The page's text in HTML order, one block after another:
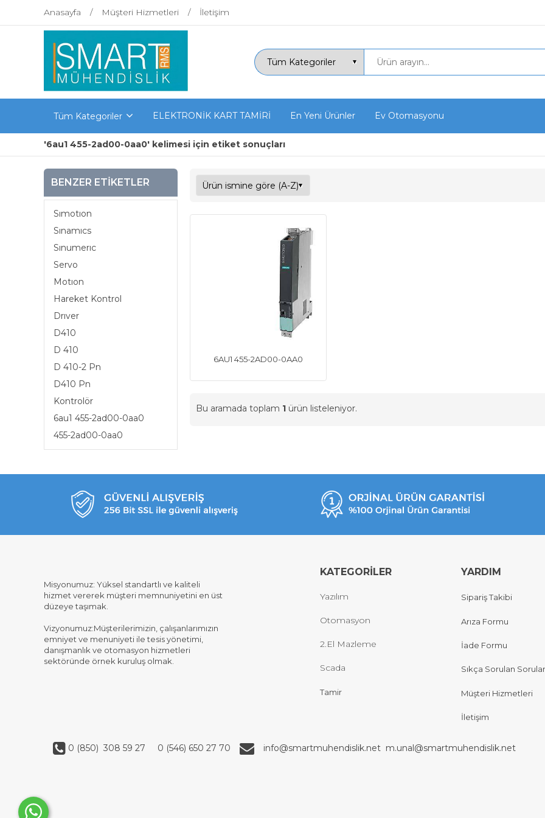
Anasayfa Müşteri Hizmetleri İletişim
Tüm Kategoriler ELEKTRONİK KART TAMİRİ En Yeni Ürünler Ev Otomasyonu
'6au1 455-2ad00-0aa0' kelimesi için etiket sonuçları
BENZER ETIKETLER
Sımotıon
Sınamıcs
Sınumerıc
Servo
Motıon
Hareket Kontrol
Drıver
D410
D 410
D 410-2 Pn
D410 Pn
Kontrolör
6au1 455-2ad00-0aa0
455-2ad00-0aa0
6AU1 455-2AD00-0AA0
Bu aramada toplam 1 ürün listeleniyor.
Misyonumuz: Yüksel standartlı ve kaliteli
hizmet vererek müşteri memnuniyetini en üst
düzeye taşımak.
Vizyonumuz:Müşterilerimizin, çalışanlarımızın
emniyet ve menuniyeti ile tesis yönetimi,
danışmanlık ve otomasyon hizmetleri
sektöründe örnek kuruluş olmak.
KATEGORİLER
Yazılım
Otomasyon
2.El Mazleme
Scada
Tamir
YARDIM
Sipariş Takibi
Arıza Formu
İade Formu
Sıkça Sorulan Sorular
Müşteri Hizmetleri
İletişim
0 (850) 308 59 27 0 (546) 650 27 70 info@smartmuhendislik.net m.unal@smartmuhendislik.net